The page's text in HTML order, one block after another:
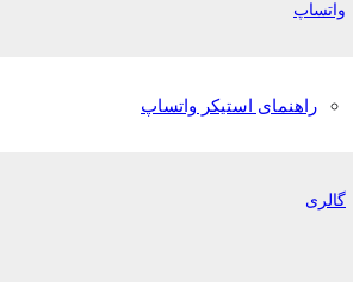
واتساپ
راهنمای استیکر واتساپ
گالری
زبان فارسی برای تلگرام